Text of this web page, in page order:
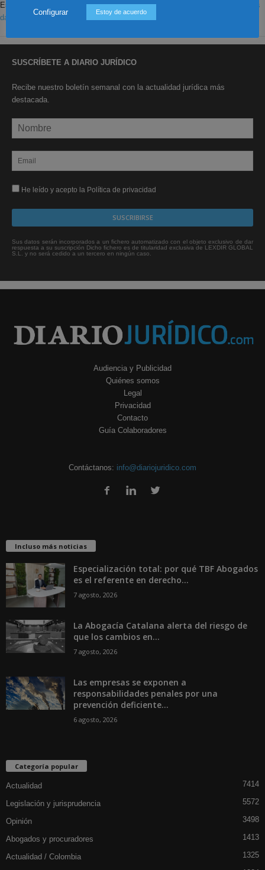
Este sitio usa Akismet para reducir el spam.Aprende cómo se procesan los
datos de tus comentarios.
SUSCRÍBETE A DIARIO JURÍDICO
Recibe nuestro boletín semanal con la actualidad jurídica más
destacada.
He leído y acepto la Política de privacidad
Sus datos serán incorporados a un fichero automatizado con el objeto exclusivo de dar
respuesta a su suscripción Dicho fichero es de titularidad exclusiva de LEXDIR GLOBAL
S.L. y no será cedido a un tercero en ningún caso.
Audiencia y Publicidad
Quiénes somos
Legal
Privacidad
Contacto
Guía Colaboradores
Contáctanos: info@diariojuridico.com
Incluso más noticias
Especialización total: por qué TBF Abogados
es el referente en derecho...
7 agosto, 2026
La Abogacía Catalana alerta del riesgo de
que los cambios en...
7 agosto, 2026
Las empresas se exponen a
responsabilidades penales por una
prevención deficiente...
6 agosto, 2026
Categoría popular
Actualidad 7414
Legislación y jurisprudencia 5572
Opinión 3498
Abogados y procuradores 1413
Actualidad / Colombia 1325
Configurar Estoy de acuerdo